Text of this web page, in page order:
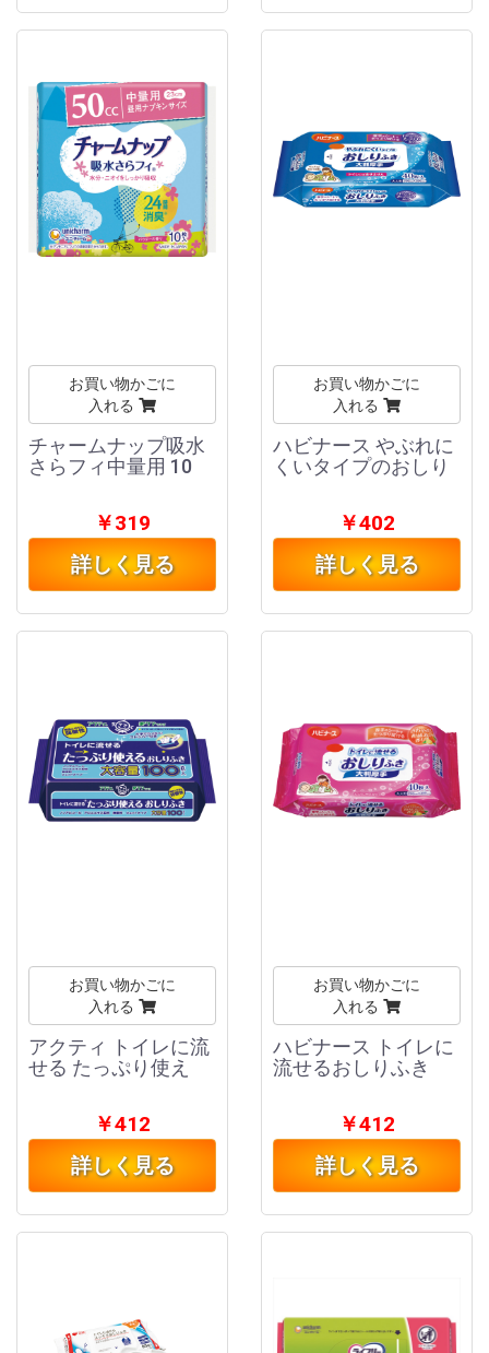
お買い物かごに
入れる
チャームナップ吸水
さらフィ中量用 10
￥319
詳しく見る
お買い物かごに
入れる
ハビナース やぶれに
くいタイプのおしり
￥402
詳しく見る
お買い物かごに
入れる
アクティ トイレに流
せる たっぷり使え
￥412
詳しく見る
お買い物かごに
入れる
ハビナース トイレに
流せるおしりふき
￥412
詳しく見る